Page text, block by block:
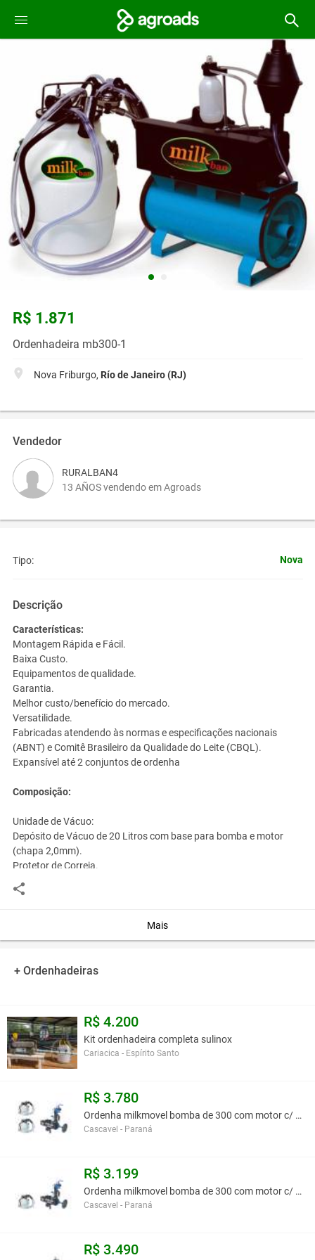
R$ 1.871
Ordenhadeira mb300-1
Nova Friburgo, Río de Janeiro (RJ)
Vendedor
RURALBAN4
13 AÑOS vendendo em Agroads
Tipo: Nova
Descrição
Características:
Montagem Rápida e Fácil.
Baixa Custo.
Equipamentos de qualidade.
Garantia.
Melhor custo/benefício do mercado.
Versatilidade.
Fabricadas atendendo às normas e especificações nacionais
(ABNT) e Comitê Brasileiro da Qualidade do Leite (CBQL).
Expansível até 2 conjuntos de ordenha
Composição:
Unidade de Vácuo:
Depósito de Vácuo de 20 Litroscom base para bomba e motor
(chapa 2,0mm).
Protetor de Correia.
Bomba de Vácuo 300L.
Lubrificador.
Polia 110 A1 - Bomba de Vácuo.
Polia 90 A1 - do Motor.Correia A33.
Vacuômetro 63 mm.
Pulsador alternado Interpuls.
Jogo de Teteiras modelo A.L.1 anel Importado.
Jogo Copo de Teteira 1 anel inox tubo (parede 2,0 mm).
Coletor de Leite em inox 304 (capacidade de 450cc).
Distribuidor de Vácuo.
Tubo principal do Leite.
Tubo duplo de Pulsação.
Mais
+ Ordenhadeiras
R$ 4.200
Kit ordenhadeira completa sulinox
Cariacica - Espírito Santo
R$ 3.780
Ordenha milkmovel bomba de 300 com motor c/ 2 conj
Cascavel - Paraná
R$ 3.199
Ordenha milkmovel bomba de 300 com motor c/ 1 conj
Cascavel - Paraná
R$ 3.490